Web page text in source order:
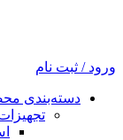
ورود / ثبت نام
دسته‌بندی